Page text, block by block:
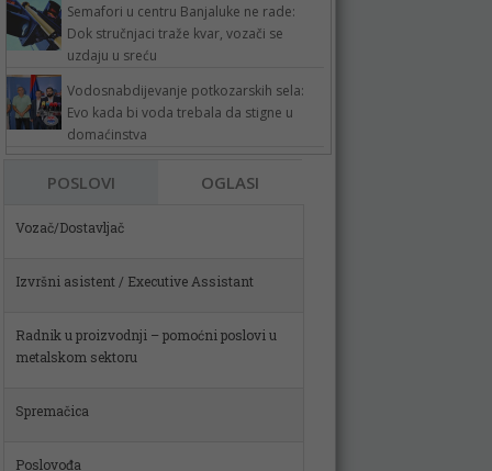
Semafori u centru Banjaluke ne rade:
Dok stručnjaci traže kvar, vozači se
uzdaju u sreću
Vodosnabdijevanje potkozarskih sela:
Evo kada bi voda trebala da stigne u
domaćinstva
POSLOVI OGLASI
Vozač/Dostavljač
Izvršni asistent / Executive Assistant
Radnik u proizvodnji – pomoćni poslovi u
Spremačica
Poslovođa